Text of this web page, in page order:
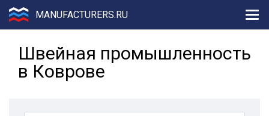
MANUFACTURERS.RU
Швейная промышленность
в Коврове